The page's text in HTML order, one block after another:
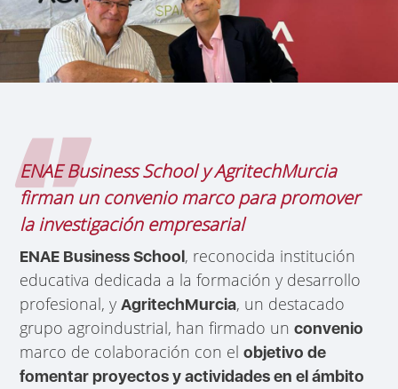
ENAE Business School y AgritechMurcia
firman un convenio marco para promover
la investigación empresarial
ENAE Business School, reconocida institución
educativa dedicada a la formación y desarrollo
profesional, yAgritechMurcia, un destacado
grupo agroindustrial, han firmado unconvenio
marco de colaboración con elobjetivo de
fomentar proyectos y actividades en el ámbito